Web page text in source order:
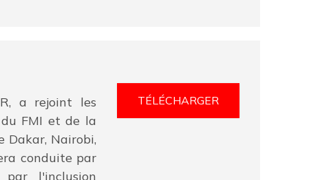
a rejoint les
du FMI et de la
Dakar, Nairobi,
conduite par
l'inclusion
TÉLÉCHARGER